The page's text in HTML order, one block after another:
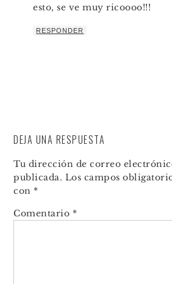
esto, se ve muy ricoooo!!!
RESPONDER
DEJA UNA RESPUESTA
Tu dirección de correo
publicada. Los campos
con *
Comentario *